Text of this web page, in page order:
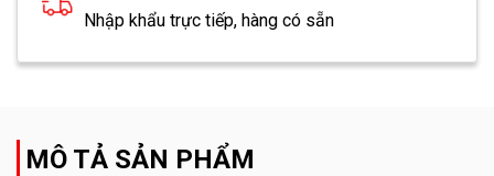
Nhập khẩu trực tiếp, hàng có sẵn
MÔ TẢ SẢN PHẨM